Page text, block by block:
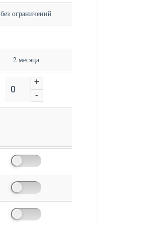
без ограничений
2 месяца
+
-
+
-